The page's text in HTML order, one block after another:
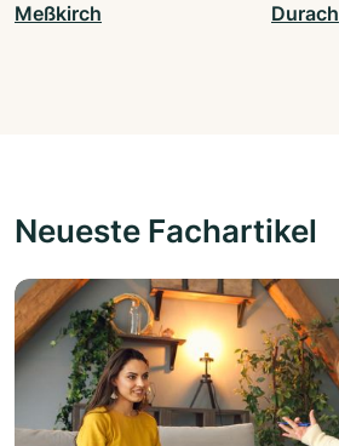
Meßkirch Durach
Neueste Fachartikel